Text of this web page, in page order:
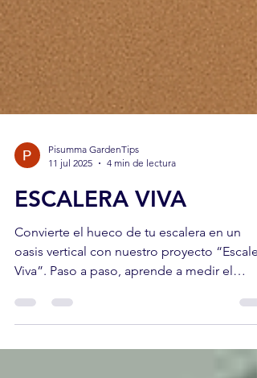
Pisumma GardenTips
11 jul 2025
4 min de lectura
ESCALERA VIVA
Convierte el hueco de tu escalera en un
Viva”. Paso a paso, aprende a medir el
espacio, elegir macetas, colocar piedras
decorativas, instalar iluminación LED y